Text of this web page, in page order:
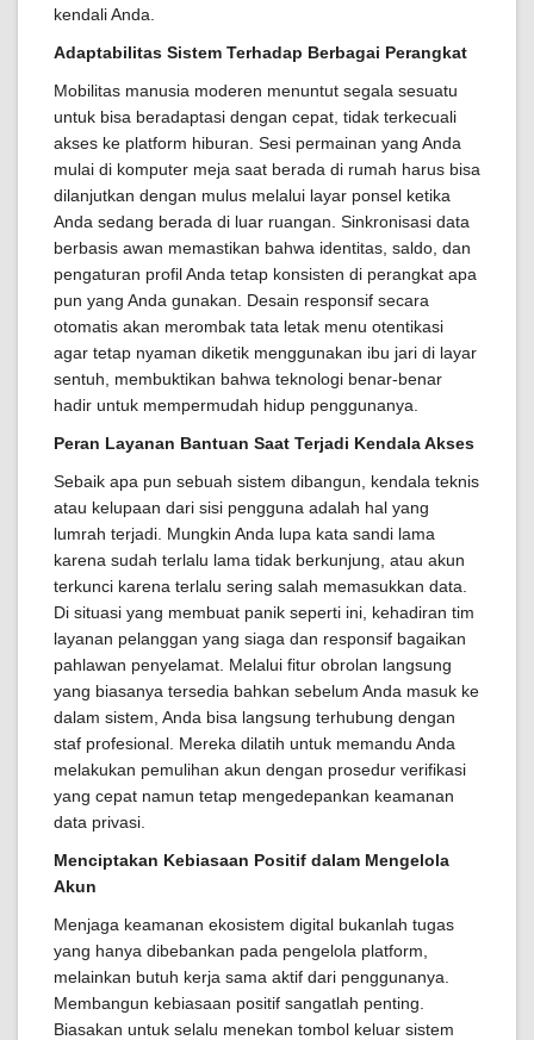
kendali Anda.
Adaptabilitas Sistem Terhadap Berbagai Perangkat
Mobilitas manusia moderen menuntut segala sesuatu
untuk bisa beradaptasi dengan cepat, tidak terkecuali
akses ke platform hiburan. Sesi permainan yang Anda
mulai di komputer meja saat berada di rumah harus bisa
dilanjutkan dengan mulus melalui layar ponsel ketika
Anda sedang berada di luar ruangan. Sinkronisasi data
berbasis awan memastikan bahwa identitas, saldo, dan
pengaturan profil Anda tetap konsisten di perangkat apa
pun yang Anda gunakan. Desain responsif secara
otomatis akan merombak tata letak menu otentikasi
agar tetap nyaman diketik menggunakan ibu jari di layar
sentuh, membuktikan bahwa teknologi benar-benar
hadir untuk mempermudah hidup penggunanya.
Peran Layanan Bantuan Saat Terjadi Kendala Akses
Sebaik apa pun sebuah sistem dibangun, kendala teknis
atau kelupaan dari sisi pengguna adalah hal yang
lumrah terjadi. Mungkin Anda lupa kata sandi lama
karena sudah terlalu lama tidak berkunjung, atau akun
terkunci karena terlalu sering salah memasukkan data.
Di situasi yang membuat panik seperti ini, kehadiran tim
layanan pelanggan yang siaga dan responsif bagaikan
pahlawan penyelamat. Melalui fitur obrolan langsung
yang biasanya tersedia bahkan sebelum Anda masuk ke
dalam sistem, Anda bisa langsung terhubung dengan
staf profesional. Mereka dilatih untuk memandu Anda
melakukan pemulihan akun dengan prosedur verifikasi
yang cepat namun tetap mengedepankan keamanan
data privasi.
Menciptakan Kebiasaan Positif dalam Mengelola
Akun
Menjaga keamanan ekosistem digital bukanlah tugas
yang hanya dibebankan pada pengelola platform,
melainkan butuh kerja sama aktif dari penggunanya.
Membangun kebiasaan positif sangatlah penting.
Biasakan untuk selalu menekan tombol keluar sistem